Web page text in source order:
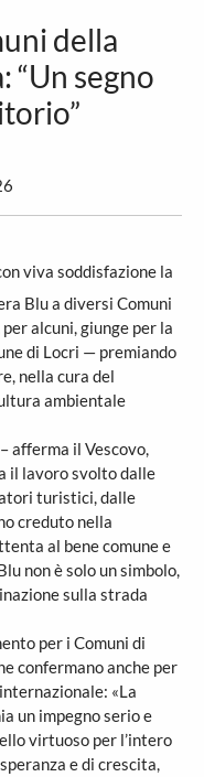
della
“Un segno
viva soddisfazione la
Blu a diversi Comuni
alcuni, giunge per la
di Locri — premiando
nella cura del
ambientale
afferma il Vescovo,
il lavoro svolto dalle
turistici, dalle
creduto nella
al bene comune e
non è solo un simbolo,
sulla strada
per i Comuni di
confermano anche per
«La
un impegno serio e
virtuoso per l’intero
e di crescita,